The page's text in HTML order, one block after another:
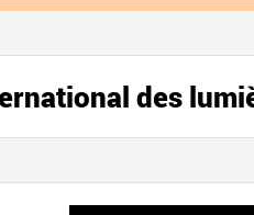
des